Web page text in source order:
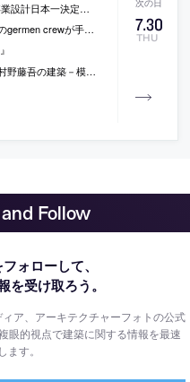
7.30
THU
戦OFFICIAL BOOK』
クで覆ってしまうプロジェクトの写真など
語る豊饒な世界」の会場写真
Follow
ォローして、
を受け取ろう。
ア、アーキテクチャーフォトの公式
眼的視点で建築に関する情報を最速
ます。